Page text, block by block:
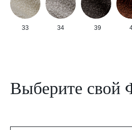
33 34 39
Выберите свой